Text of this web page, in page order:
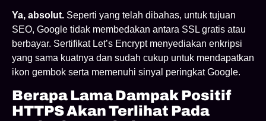
Ya, absolut. Seperti yang telah dibahas, untuk tujuan
SEO, Google tidak membedakan antara SSL gratis atau
berbayar. Sertifikat Let’s Encrypt menyediakan enkripsi
yang sama kuatnya dan sudah cukup untuk mendapatkan
ikon gembok serta memenuhi sinyal peringkat Google.
Berapa Lama Dampak Positif
HTTPS Akan Terlihat Pada